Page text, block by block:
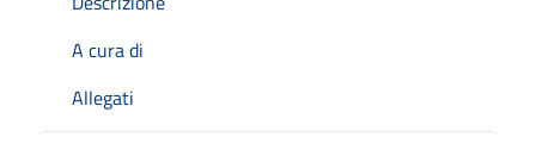
A cura di
Allegati